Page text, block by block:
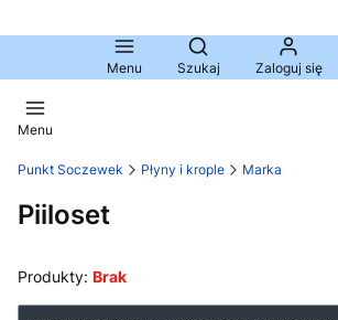
Menu
Otwórz
Szukaj Zaloguj się
Menu
Punkt Soczewek Płyny i krople Marka
Piiloset
Produkty: Brak